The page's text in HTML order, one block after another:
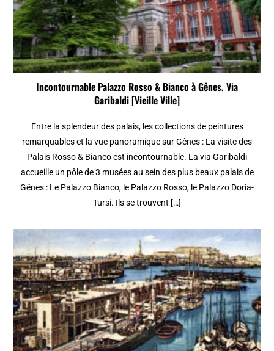
Incontournable Palazzo Rosso & Bianco à Gênes, Via
Garibaldi [Vieille Ville]
Entre la splendeur des palais, les collections de peintures
remarquables et la vue panoramique sur Gênes : La visite des
Palais Rosso & Bianco est incontournable. La via Garibaldi
accueille un pôle de 3 musées au sein des plus beaux palais de
Gênes : Le Palazzo Bianco, le Palazzo Rosso, le Palazzo Doria-
Tursi. Ils se trouvent […]